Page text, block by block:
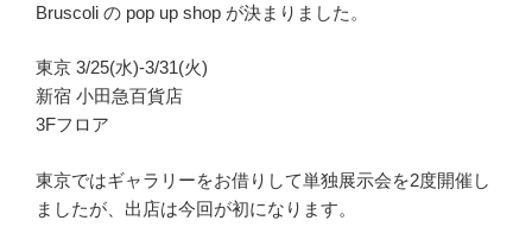
Bruscoli の pop up shop が決まりました。
東京 3/25(水)-3/31(火)
新宿 小田急百貨店
3Fフロア
東京ではギャラリーをお借りして単独展示会を2度開催し
ましたが、出店は今回が初になります。